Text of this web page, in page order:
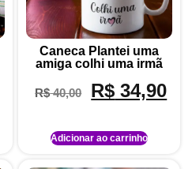
Caneca Plantei uma
amiga colhi uma irmã
R$40,00 R$ 34,90
Adicionar ao carrinho